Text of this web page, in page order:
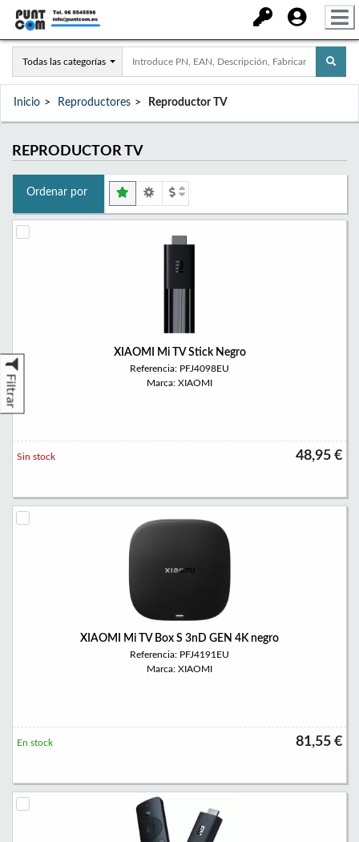
Todas las categorías
Inicio Reproductores Reproductor TV
REPRODUCTOR TV
Filtrar
Ordenar por
XIAOMI Mi TV Stick Negro
Referencia: PFJ4098EU
Marca: XIAOMI
48,95 €
Sin stock
XIAOMI Mi TV Box S 3nD GEN 4K negro
Referencia: PFJ4191EU
Marca: XIAOMI
81,55 €
En stock